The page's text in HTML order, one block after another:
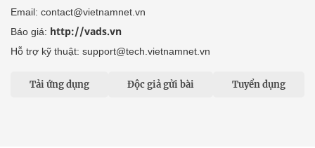
Email: contact@vietnamnet.vn
Báo giá: http://vads.vn
Hỗ trợ kỹ thuật: support@tech.vietnamnet.vn
Tải ứng dụng Độc giả gửi bài Tuyển dụng